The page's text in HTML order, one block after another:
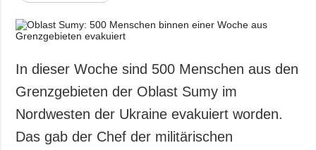
Politik
Militär
Gesellschaft und
Kultur
Sport
Politik zur
personenbezogener
In dieser Woche sind 500 Menschen aus den
Grenzgebieten der Oblast Sumy im
Nordwesten der Ukraine evakuiert worden.
Das gab der Chef der militärischen